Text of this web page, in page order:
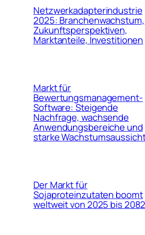
Netzwerkadapterindustrie
2025: Branchenwachstum,
Zukunftsperspektiven,
Marktanteile, Investitionen
Markt für
Bewertungsmanagement-
Software: Steigende
Nachfrage, wachsende
Anwendungsbereiche und
starke
Der Markt für
Sojaproteinzutaten boomt
weltweit von 2025 bis